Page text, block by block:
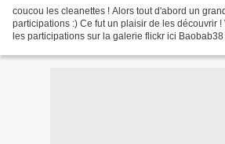
coucou les cleanettes ! Alors tout d'abord un
participations :) Ce fut un plaisir de les découvrir
les participations sur la galerie flickr ici